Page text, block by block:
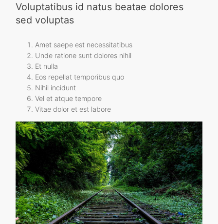
Voluptatibus id natus beatae dolores
sed voluptas
Amet saepe est necessitatibus
Unde ratione sunt dolores nihil
Et nulla
Eos repellat temporibus quo
Nihil incidunt
Vel et atque tempore
Vitae dolor et est labore